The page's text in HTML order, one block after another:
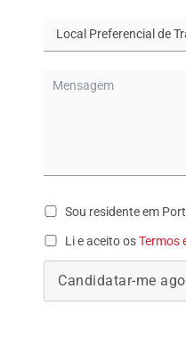
Sou residente em
Li e aceito osTermos
Candidatar-me